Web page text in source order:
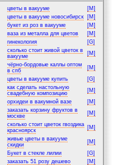
цветы в вакууме
[M]
цветы в вакууме новосибирск
[M]
букет из роз в вакууме
[M]
ваза из металла для цветов
[M]
гинекология
[G]
сколько стоит живой цветок в
вакууме
[M]
чёрно-бордовые каллы оптом
в спб
[M]
цветы в вакууме купить
[G]
как сделать настольную
свадебную композицию
[M]
орхидеи в вакумной вазе
[M]
заказать корзину фруктов в
москве
[M]
сколько стоит цветок гвоздика
красноярск
[M]
живые цветы в вакууме
скидки
[M]
Букет в стекле лилии
[G]
заказать 51 розу дешево
[M]